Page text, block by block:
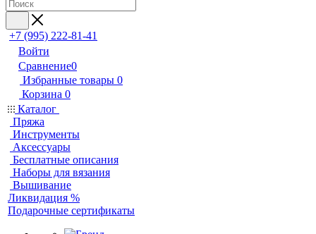
+7 (995) 222-81-41
Войти
Сравнение0
Избранные товары 0
Корзина 0
Каталог
Пряжа
Инструменты
Аксессуары
Бесплатные описания
Наборы для вязания
Вышивание
Ликвидация %
Подарочные сертификаты